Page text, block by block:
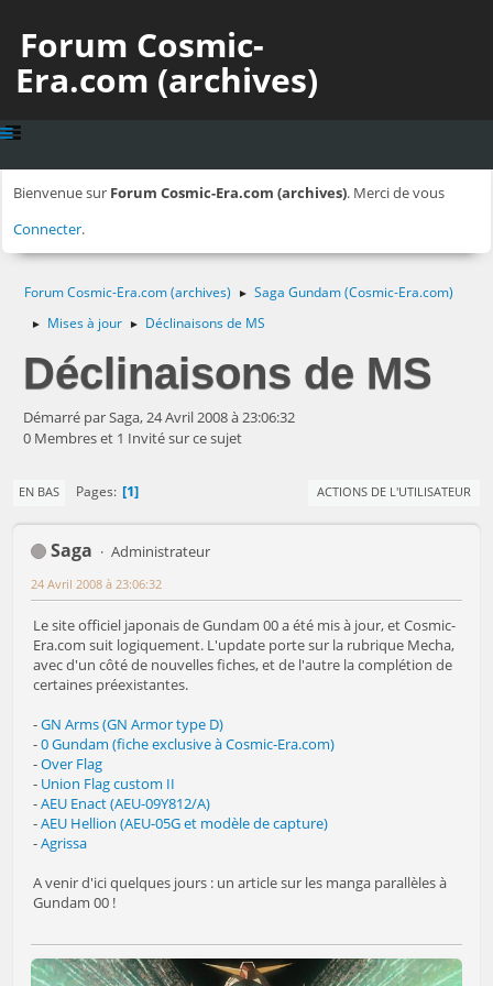
Forum Cosmic-
Era.com (archives)
Bienvenue sur Forum Cosmic-Era.com (archives). Merci de vous
Connecter.
Forum Cosmic-Era.com (archives) ► Saga Gundam (Cosmic-Era.com)
► Mises à jour ► Déclinaisons de MS
Déclinaisons de MS
Démarré par Saga, 24 Avril 2008 à 23:06:32
0 Membres et 1 Invité sur ce sujet
EN BAS Pages 1 ACTIONS DE L'UTILISATEUR
Saga Administrateur
24 Avril 2008 à 23:06:32
Le site officiel japonais de Gundam 00 a été mis à jour, et Cosmic-
Era.com suit logiquement. L'update porte sur la rubrique Mecha,
avec d'un côté de nouvelles fiches, et de l'autre la complétion de
certaines préexistantes.
-GN Arms (GN Armor type D)
-0 Gundam (fiche exclusive à Cosmic-Era.com)
-Over Flag
- Union Flag custom II
-AEU Enact (AEU-09Y812/A)
-AEU Hellion (AEU-05G et modèle de capture)
-Agrissa
A venir d'ici quelques jours : un article sur les manga parallèles à
Gundam 00 !